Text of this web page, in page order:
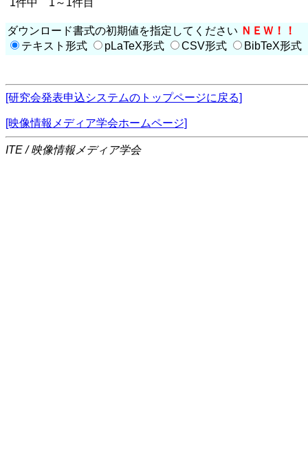
1件中 1～1件目
ダウンロード書式の初期値を指定してください ＮＥＷ！！
テキスト形式
pLaTeX形式 CSV形式 BibTeX形式
[研究会発表申込システムのトップページに戻る]
[映像情報メディア学会ホームページ]
ITE / 映像情報メディア学会